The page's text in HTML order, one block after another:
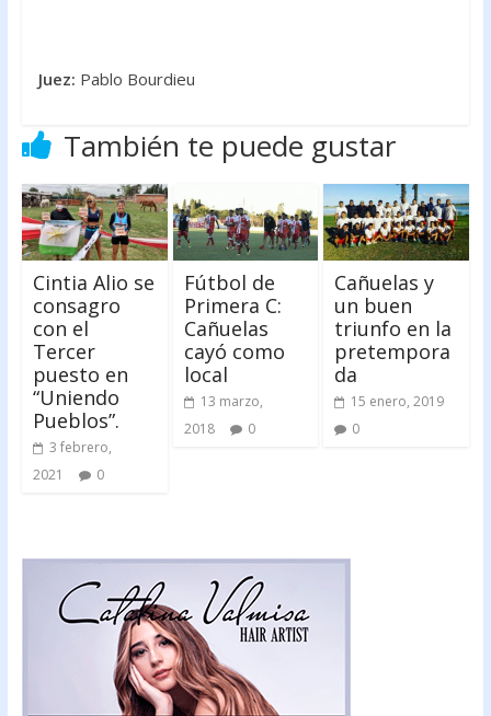
Juez: Pablo Bourdieu
También te puede gustar
Cintia Alio se
consagro
con el
Tercer
puesto en
“Uniendo
Pueblos”.
3 febrero,
2021
0
Fútbol de
Primera C:
Cañuelas
cayó como
local
13 marzo,
2018
0
Cañuelas y
un buen
triunfo en la
pretempora
da
15 enero, 2019
0